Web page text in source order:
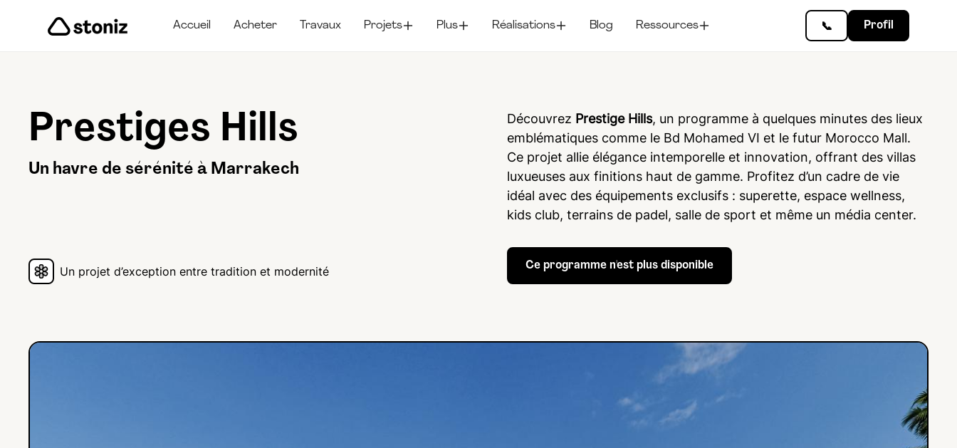
Accueil Acheter Travaux Projets Plus Réalisations Blog Ressources 📞 Profil
Prestiges Hills
Un havre de sérénité à Marrakech
Découvrez Prestige Hills, un programme à quelques minutes des lieux
emblématiques comme le Bd Mohamed VI et le futur Morocco Mall.
Ce projet allie élégance intemporelle et innovation, offrant des villas
luxueuses aux finitions haut de gamme. Profitez d’un cadre de vie
idéal avec des équipements exclusifs : superette, espace wellness,
kids club, terrains de padel, salle de sport et même un média center.
Ce programme n'est plus disponible
Un projet d’exception entre tradition et modernité